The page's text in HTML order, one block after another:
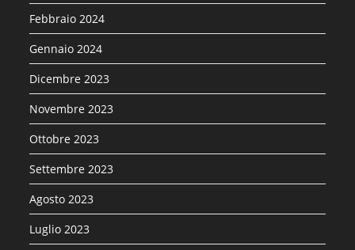
Febbraio 2024
Gennaio 2024
Dicembre 2023
Novembre 2023
Ottobre 2023
Settembre 2023
Agosto 2023
Luglio 2023